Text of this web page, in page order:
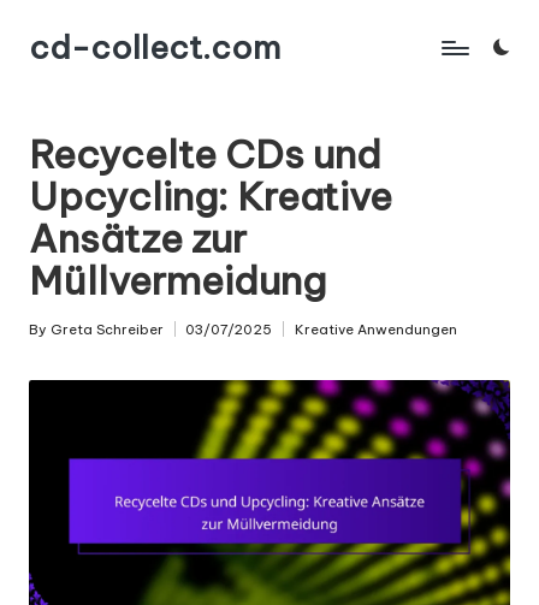
Skipcd-collect.com
Recycelte CDs und
Upcycling: Kreative
Ansätze zur
Müllvermeidung
Posted
By Greta Schreiber 03/07/2025
Posted
Kreative Anwendungen